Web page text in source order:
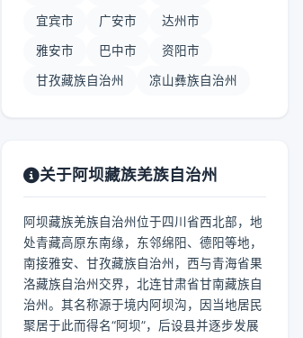
宜宾市 广安市 达州市
雅安市 巴中市 资阳市
甘孜藏族自治州 凉山彝族自治州
关于阿坝藏族羌族自治州
阿坝藏族羌族自治州位于四川省西北部，地
处青藏高原东南缘，东邻绵阳、德阳等地，
南接雅安、甘孜藏族自治州，西与青海省果
洛藏族自治州交界，北连甘肃省甘南藏族自
治州。其名称源于境内阿坝沟，因当地居民
聚居于此而得名“阿坝”，后设县并逐步发展